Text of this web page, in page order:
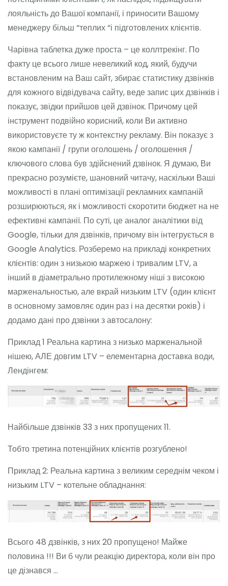
лояльність до Вашої компанії, і приносити Вашому
менеджеру більш “теплих “і підготовлених клієнтів.
Чарівна таблетка дуже проста – це коллтрекінг. По
факту це всього лише невеликий код, який, будучи
встановленим на Ваш сайт, збирає статистику дзвінків
для кожного відвідувача сайту, веде запис цих дзвінків і
показує, звідки прийшов цей дзвінок. Причому цей
інструмент подвійно корисний, коли Ви активно
використовуєте ту ж контекстну рекламу. Він показує з
якою кампанії / групи оголошень / оголошення /
ключового слова був здійснений дзвінок. Я думаю, Ви
прекрасно розумієте, шановний читачу, наскільки Ваші
можливості в плані оптимізації рекламних кампаній
розширюються, як і можливості скоротити бюджет на не
ефективні кампанії. По суті, це аналог аналітики від
Google, тільки для дзвінків, причому він інтегрується в
Google Analytics. Розберемо на прикладі конкретних
клієнтів: один з низькою маржею і тривалим LTV, а
інший в діаметрально протилежному ніші з високою
марженальностью, але вкрай низьким LTV (один клієнт
в основному замовляє один раз і на десятки років) і
додамо дані про дзвінки з автосалону:
Приклад 1 Реальна картина з низько марженальной
нішею, АЛЕ довгим LTV – елементарна доставка води,
Лендінгем:
Найбільше дзвінків 33 з них пропущених 11.
Тобто третина потенційних клієнтів розгублено!
Приклад 2: Реальна картина з великим середнім чеком і
низьким LTV – котельне обладнання:
Всього 48 дзвінків, з них 20 пропущено! Майже
половина !!! Ви б чули реакцію директора, коли він про
це дізнався …